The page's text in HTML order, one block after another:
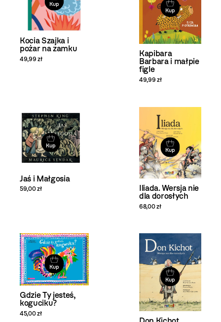
Kup
Kocia Szajka i
pożar na zamku
49,99 zł
Kup
Kapibara
Barbara i małpie
figle
49,99 zł
Kup
Jaś i Małgosia
59,00 zł
Kup
Iliada. Wersja nie
dla dorosłych
68,00 zł
Kup
Gdzie Ty jesteś,
koguciku?
45,00 zł
Kup